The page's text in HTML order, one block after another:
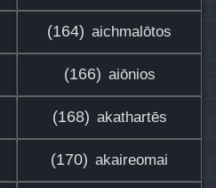
(164) aichmalōtos
(166) aiōnios
(168) akathartēs
(170) akaireomai